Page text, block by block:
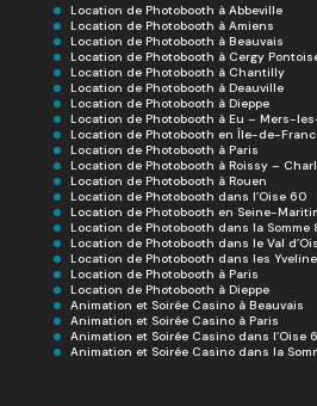
Location de Photobooth à Abbeville
Location de Photobooth à Amiens
Location de Photobooth à Beauvais
Location de Photobooth à Cergy
Location de Photobooth à Chantilly
Location de Photobooth à Deauville
Location de Photobooth à Dieppe
Location de Photobooth à Eu – Mers-
Location de Photobooth en Île-de-
Location de Photobooth à Paris
Location de Photobooth à Roissy –
Location de Photobooth à Rouen
Location de Photobooth dans l’Oise 60
Location de Photobooth en Seine-
Location de Photobooth dans la Somme
Location de Photobooth dans le Val
Location de Photobooth dans les
Location de Photobooth à Paris
Location de Photobooth à Dieppe
Animation et Soirée Casino à Beauvais
Animation et Soirée Casino à Paris
Animation et Soirée Casino dans l’Oise
Animation et Soirée Casino dans la